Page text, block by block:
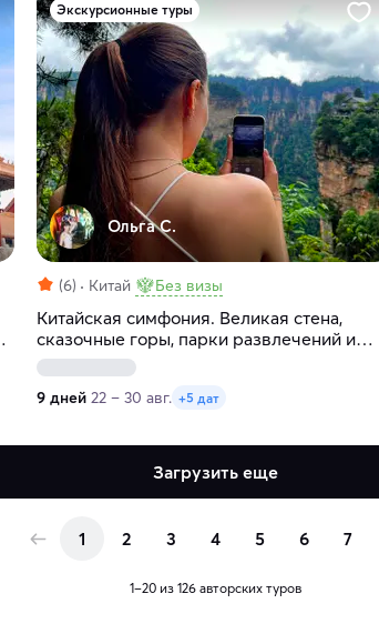
Экскурсионные туры
Ольга С.
(6) Китай Без визы
Китайская симфония. Великая стена,
сказочные горы, парки развлечений и
мегаполисы
9 дней 22 – 30 авг. +5 дат
Загрузить еще
1 2 3 4 5 6 7
1–20 из 126 авторских туров